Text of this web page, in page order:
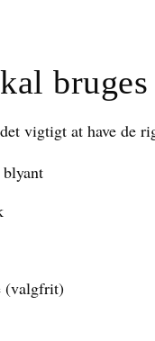
bruges
vigtigt at have de
(valgfrit)